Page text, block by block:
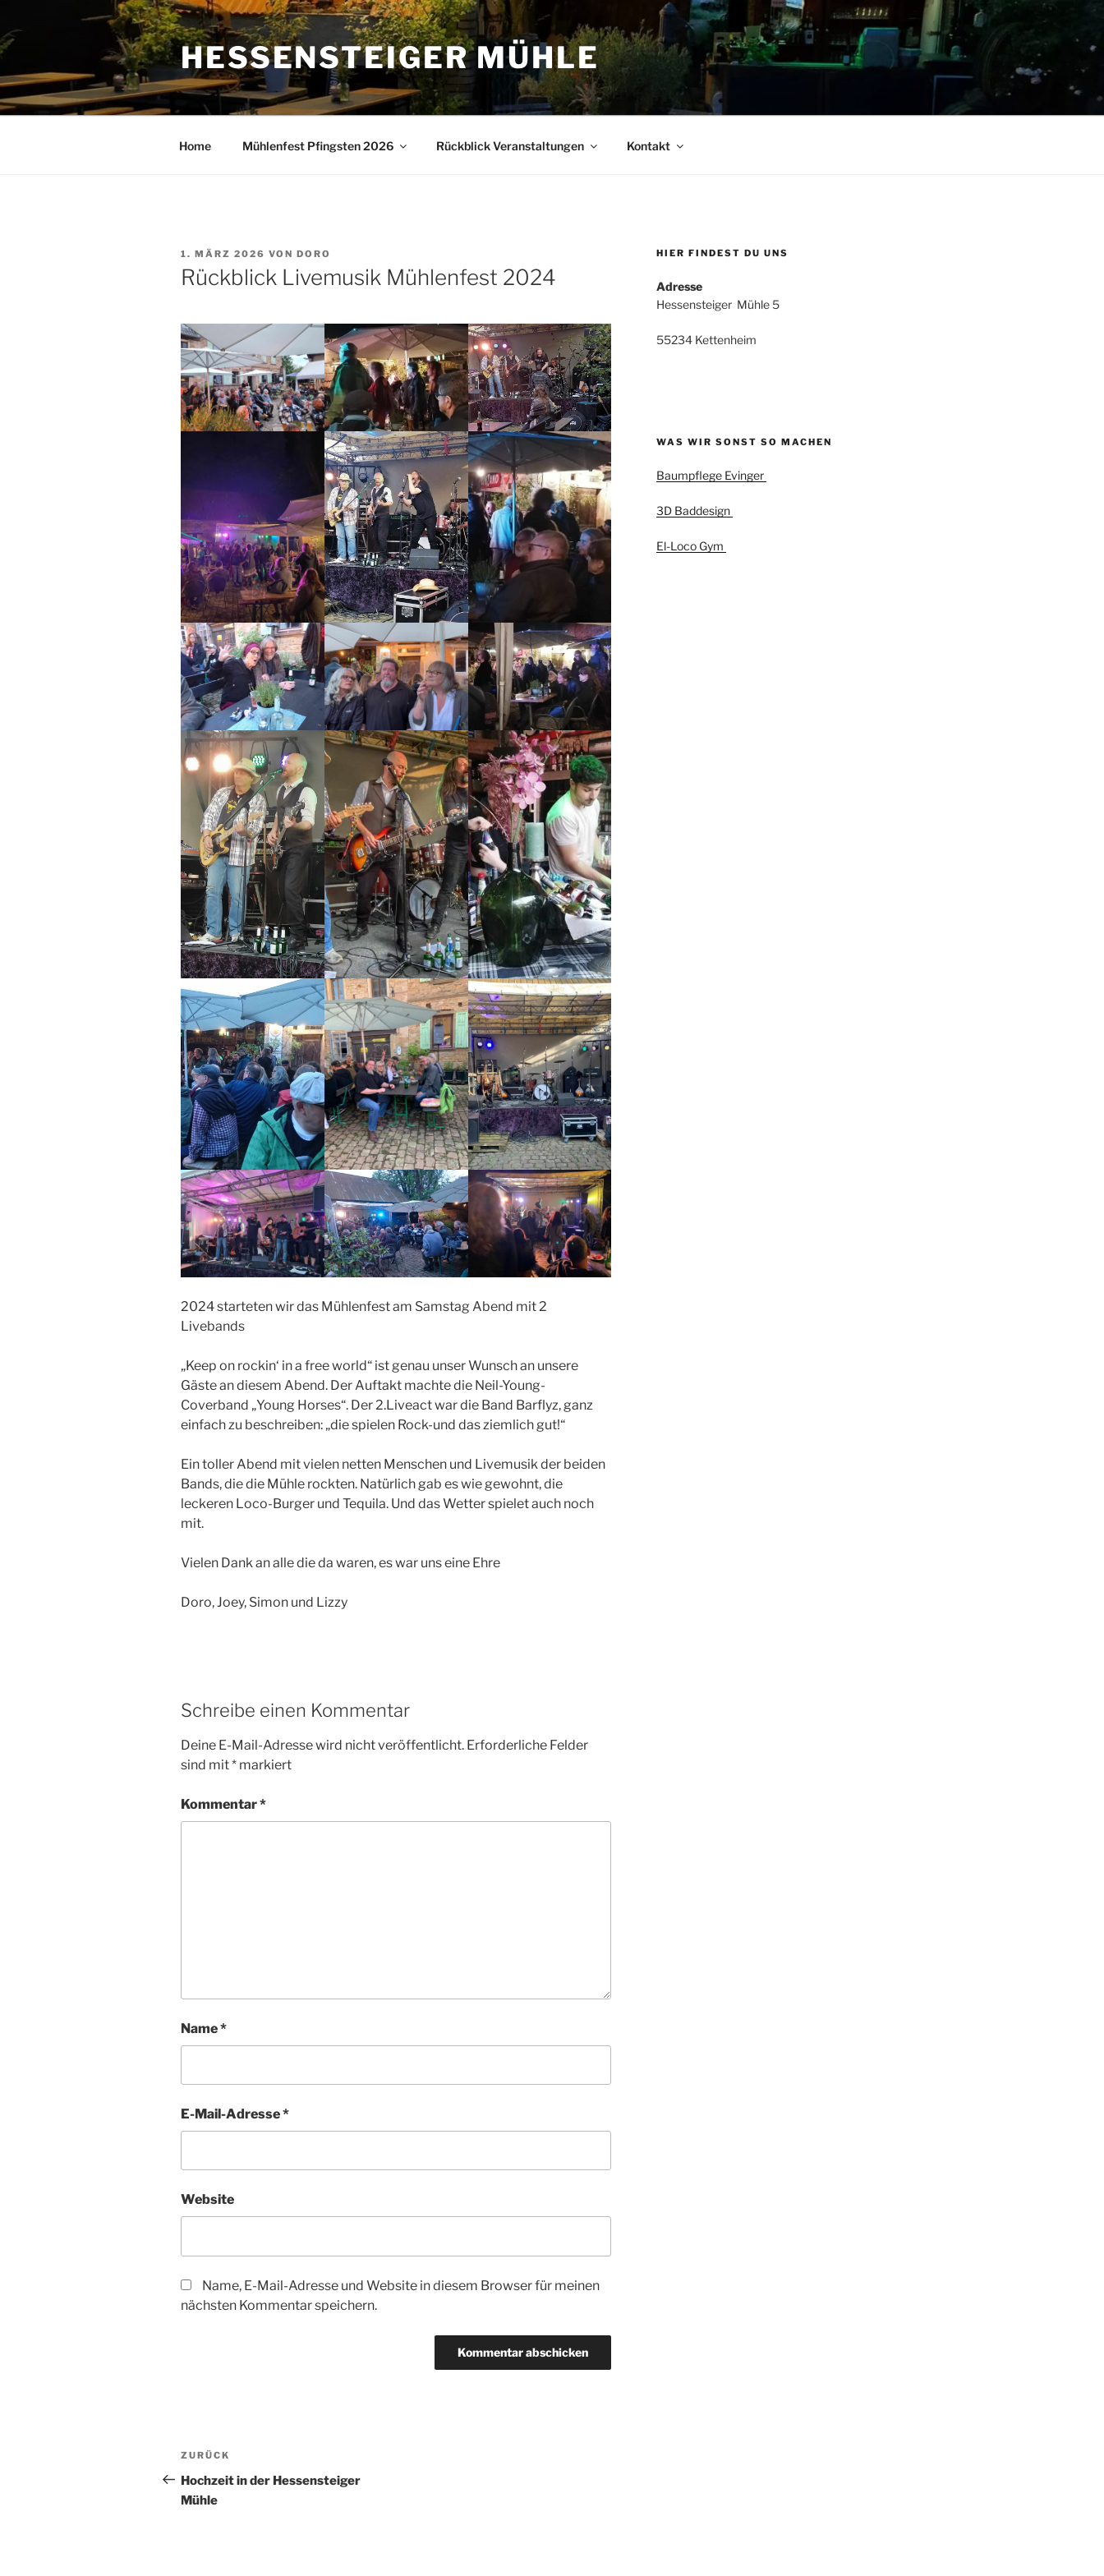
Inhalt
springen
HESSENSTEIGER MÜHLE
Home Mühlenfest Pfingsten 2026 Rückblick Veranstaltungen Kontakt
VERÖFFENTLICHT
AM
1. MÄRZ 2026 VON DORO
Rückblick Livemusik Mühlenfest 2024
2024 starteten wir das Mühlenfest am Samstag Abend mit 2
Livebands
„Keep on rockin‘ in a free world“ ist genau unser Wunsch an unsere
Gäste an diesem Abend. Der Auftakt machte die Neil-Young-
Coverband „Young Horses“. Der 2.Liveact war die Band Barflyz, ganz
einfach zu beschreiben: „die spielen Rock-und das ziemlich gut!“
Ein toller Abend mit vielen netten Menschen und Livemusik der beiden
Bands, die die Mühle rockten. Natürlich gab es wie gewohnt, die
leckeren Loco-Burger und Tequila. Und das Wetter spielet auch noch
mit.
Vielen Dank an alle die da waren, es war uns eine Ehre
Doro, Joey, Simon und Lizzy
Schreibe einen Kommentar
Deine E-Mail-Adresse wird nicht veröffentlicht. Erforderliche Felder
sind mit* markiert
Kommentar*
Name*
E-Mail-Adresse*
Website
Name, E-Mail-Adresse und Website in diesem Browser für meinen
nächsten Kommentar speichern.
Beitragsnavigation
Vorheriger
Beitrag
ZURÜCK
Hochzeit in der Hessensteiger
Mühle
HIER FINDEST DU UNS
Adresse
Hessensteiger Mühle 5
55234 Kettenheim
WAS WIR SONST SO MACHEN
Baumpflege Evinger
3D Baddesign
El-Loco Gym